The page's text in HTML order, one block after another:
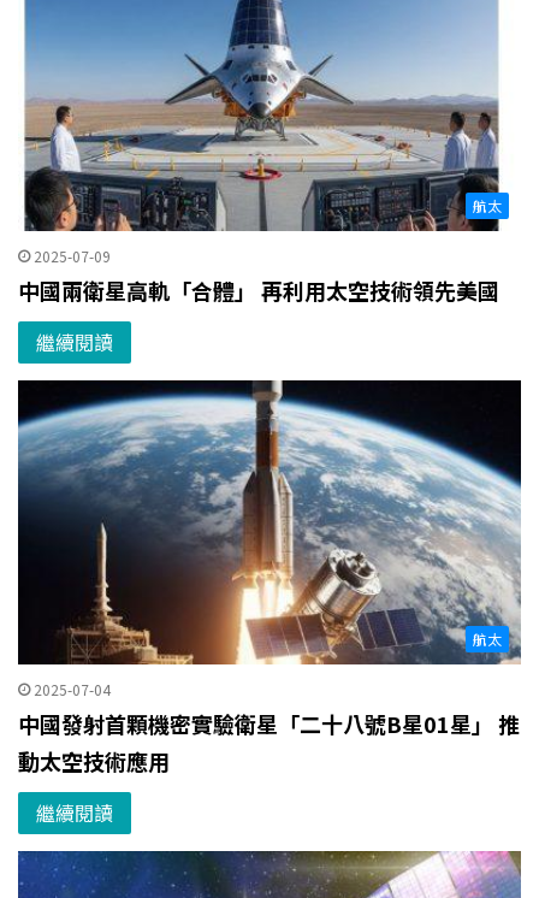
航太
2025-07-09
中國兩衛星高軌「合體」 再利用太空技術領先美國
繼續閱讀
航太
2025-07-04
中國發射首顆機密實驗衛星「二十八號B星01星」 推
動太空技術應用
繼續閱讀